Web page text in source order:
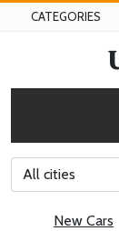
CATEGORIES
All cities
New Cars